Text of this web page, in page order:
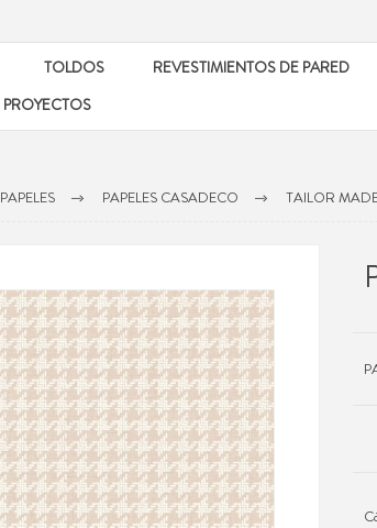
TOLDOS REVESTIMIENTOS DE PARED
PROYECTOS
PAPELES PAPELES CASADECO TAILOR